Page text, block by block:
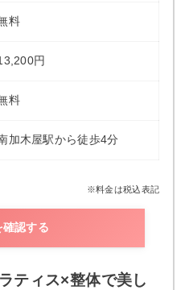
料
円
料
加木屋駅から徒歩4分
※料金は税込表記
確認する
ティス×整体で美し